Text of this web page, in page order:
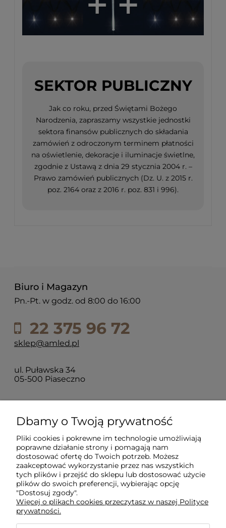
SEKTOR PUBLICZNY
Jak co roku, przed Świętami Bożego
Narodzenia, zapraszamy wszystkie jednostki
sektora finansów publicznych do składania
zamówień z odroczonym terminem płatności
na oświetlenie, dekoracje i iluminacje świetlne,
zgodnie z Ustawą z dnia 29 stycznia 2004 r. –
Prawo zamówień publicznych (Dz. U. z 2015 r.
poz. 2164 oraz z 2016 r. poz. 831 i 996).
Biuro i Magazyn
Pn.-Pt. w godz. od 8:00 do 16:00
22 375 96 72
sklep@amled.pl
ul. Puławska 34
05-500 Piaseczno
Dla klientów
Informacje
O firmie
Dbamy o Twoją prywatność
Pliki cookies i pokrewne im technologie umożliwiają
poprawne działanie strony i pomagają nam
dostosować ofertę do Twoich potrzeb. Możesz
zaakceptować wykorzystanie przez nas wszystkich
tych plików i przejść do sklepu lub dostosować użycie
plików do swoich preferencji, wybierając opcję
"Dostosuj zgody".
Więcej o plikach cookies przeczytasz w naszej Polityce
prywatności.